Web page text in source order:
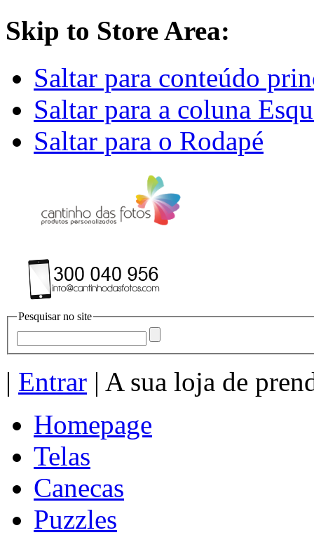
Skip to Store Area:
Saltar para conteúdo
Saltar para a coluna
Saltar para o Rodapé
Pesquisar no site
| Entrar | A sua loja de
Homepage
Telas
Canecas
Puzzles